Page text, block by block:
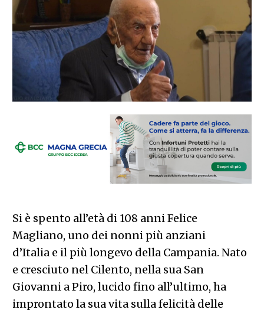
Si è spento all’età di 108 anni Felice
Magliano, uno dei nonni più anziani
d’Italia e il più longevo della Campania. Nato
e cresciuto nel Cilento, nella sua San
Giovanni a Piro, lucido fino all’ultimo, ha
improntato la sua vita sulla felicità delle